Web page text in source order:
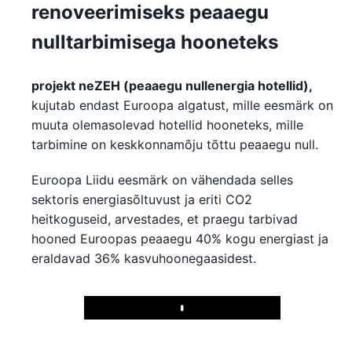
renoveerimiseks peaaegu
nulltarbimisega hooneteks
projekt neZEH (peaaegu nullenergia hotellid),
kujutab endast Euroopa algatust, mille eesmärk on
muuta olemasolevad hotellid hooneteks, mille
tarbimine on keskkonnamõju tõttu peaaegu null.
Euroopa Liidu eesmärk on vähendada selles
sektoris energiasõltuvust ja eriti CO2
heitkoguseid, arvestades, et praegu tarbivad
hooned Euroopas peaaegu 40% kogu energiast ja
eraldavad 36% kasvuhoonegaasidest.
Play